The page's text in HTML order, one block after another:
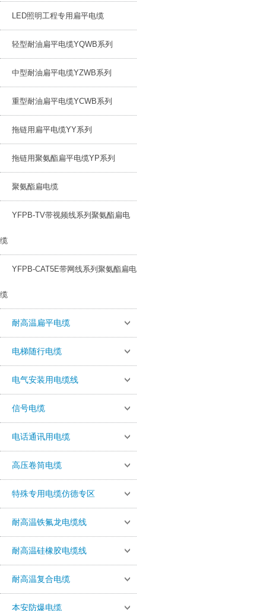
LED照明工程专用扁平电缆
轻型耐油扁平电缆YQWB系列
中型耐油扁平电缆YZWB系列
重型耐油扁平电缆YCWB系列
拖链用扁平电缆YY系列
拖链用聚氨酯扁平电缆YP系列
聚氨酯扁电缆
YFPB-TV带视频线系列聚氨酯扁电
缆
YFPB-CAT5E带网线系列聚氨酯扁电
缆
耐高温扁平电缆
电梯随行电缆
电气安装用电缆线
信号电缆
电话通讯用电缆
高压卷筒电缆
特殊专用电缆仿德专区
耐高温铁氟龙电缆线
耐高温硅橡胶电缆线
耐高温复合电缆
本安防爆电缆